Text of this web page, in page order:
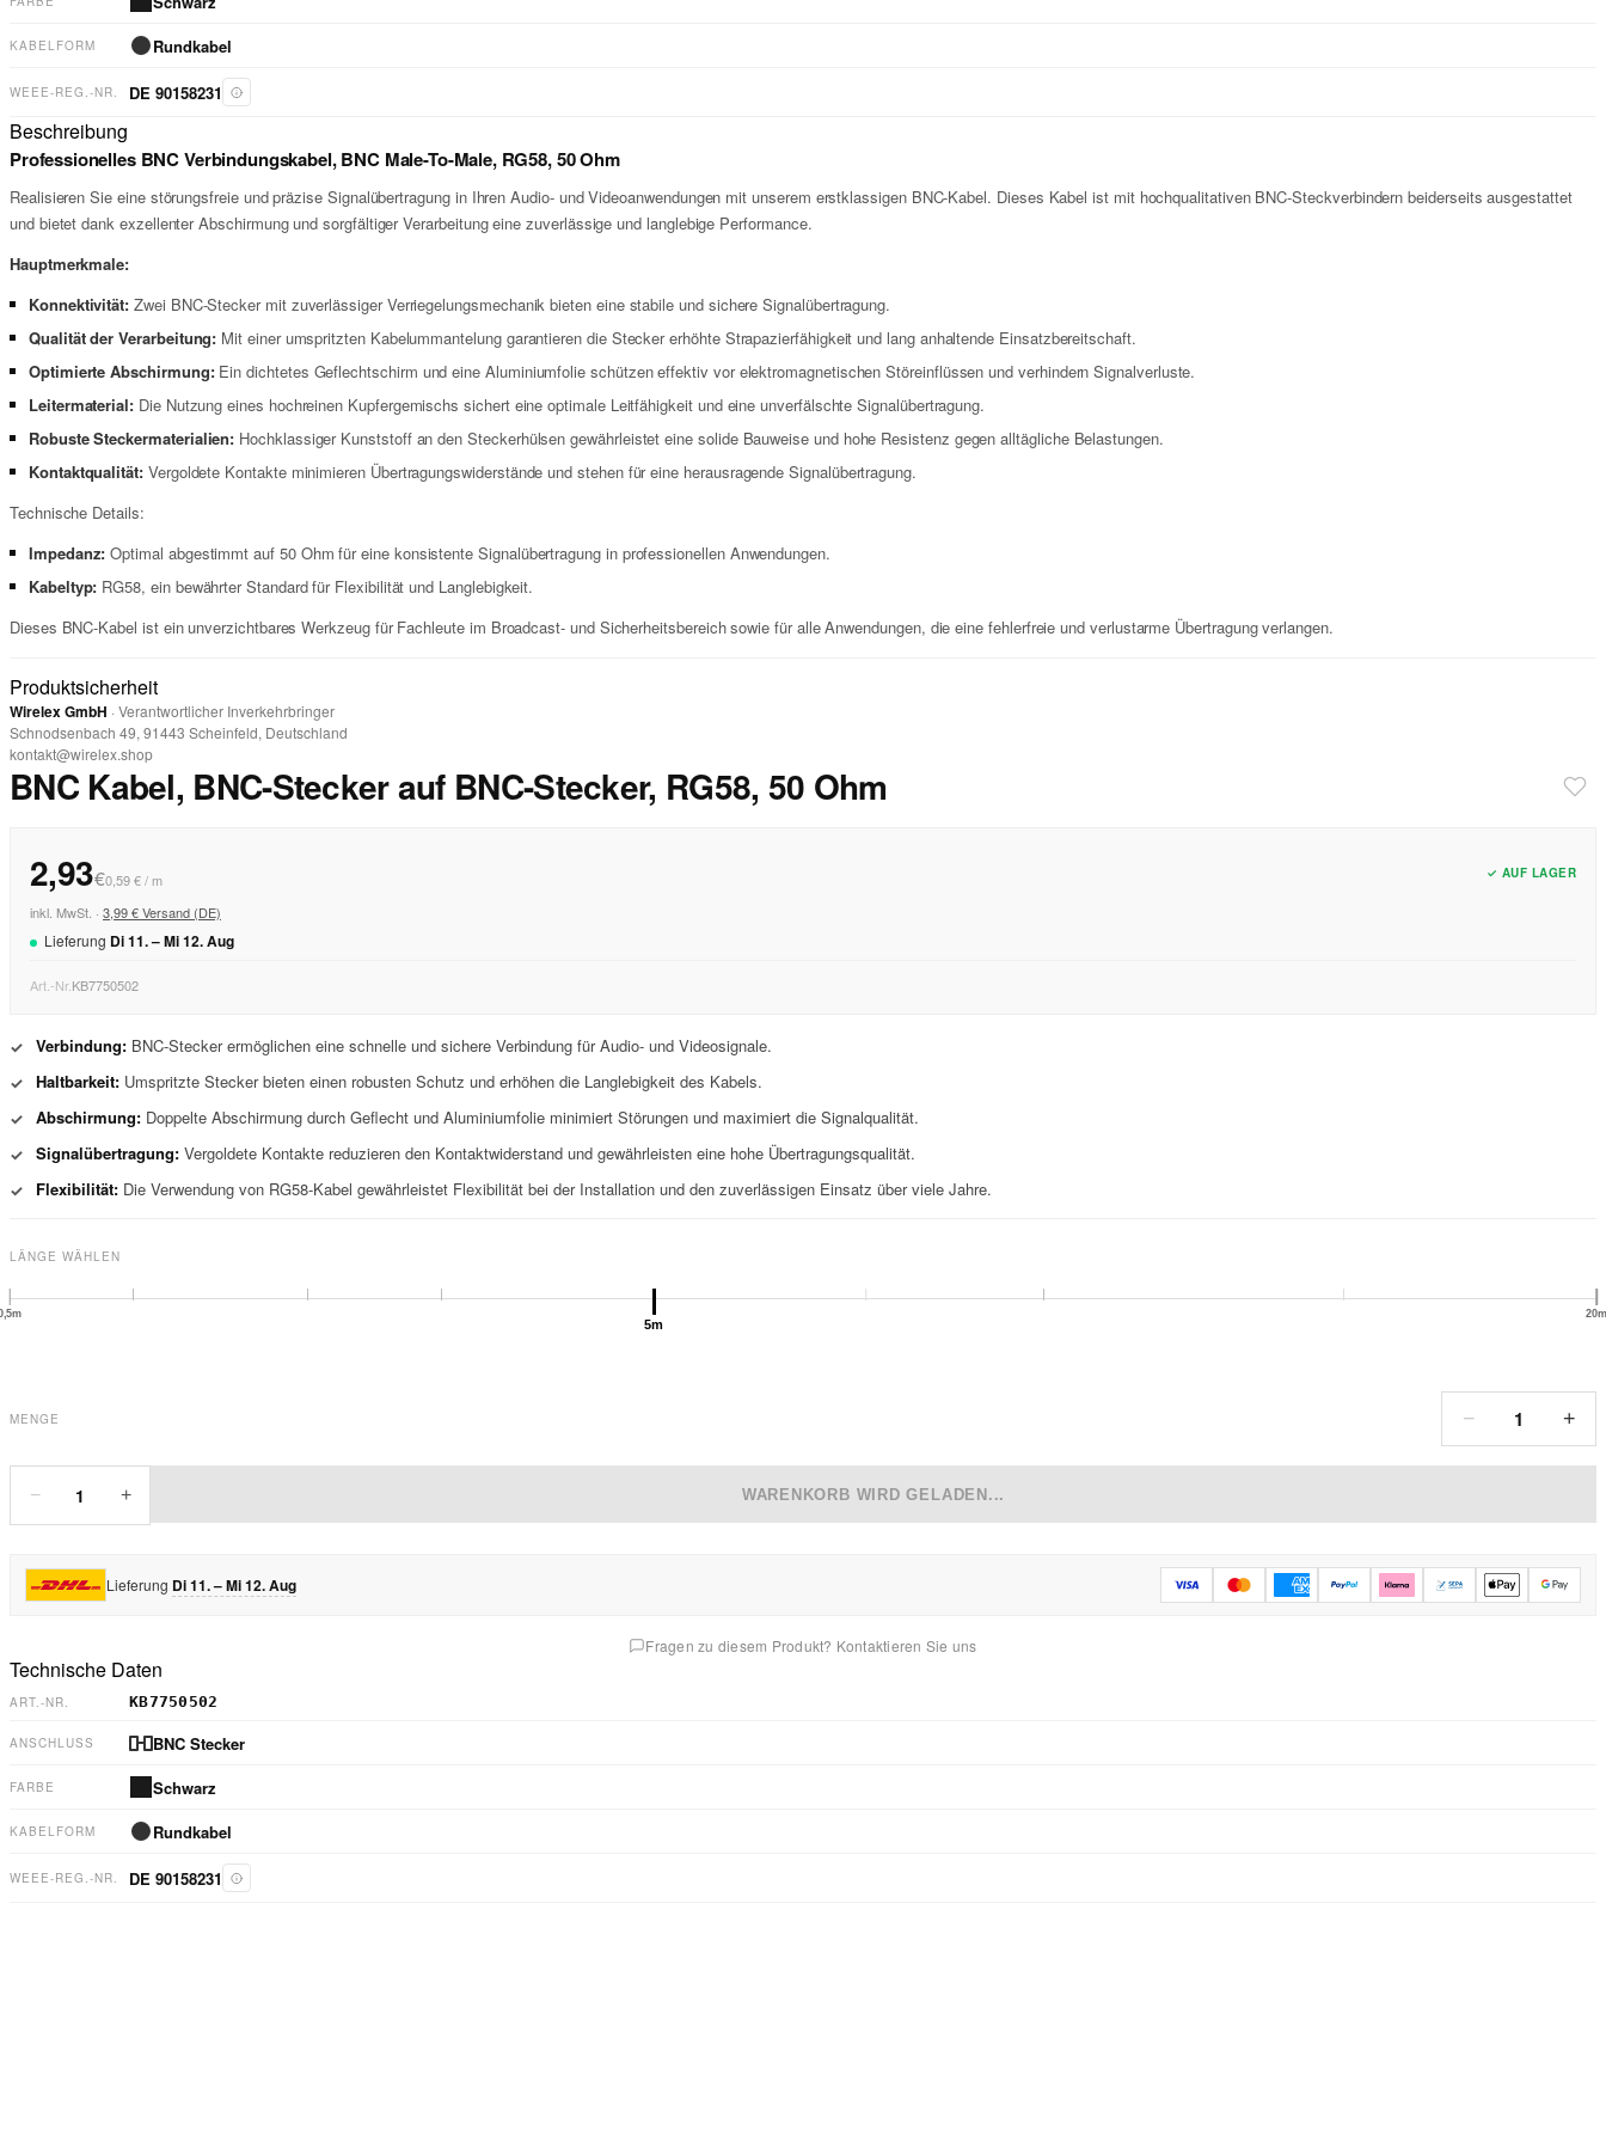
KABELFORM Rundkabel
WEEE-REG.-NR. DE 90158231
Beschreibung
Professionelles BNC Verbindungskabel, BNC Male-To-Male, RG58, 50 Ohm
Realisieren Sie eine störungsfreie und präzise Signalübertragung in Ihren Audio- und Videoanwendungen mit unserem erstklassigen BNC-Kabel. Dieses Kabel ist mit hochqualitativen BNC-Steckverbindern beiderseits ausgestattet
und bietet dank exzellenter Abschirmung und sorgfältiger Verarbeitung eine zuverlässige und langlebige Performance.
Hauptmerkmale:
Konnektivität: Zwei BNC-Stecker mit zuverlässiger Verriegelungsmechanik bieten eine stabile und sichere Signalübertragung.
Qualität der Verarbeitung: Mit einer umspritzten Kabelummantelung garantieren die Stecker erhöhte Strapazierfähigkeit und lang anhaltende Einsatzbereitschaft.
Optimierte Abschirmung:Ein dichtetes Geflechtschirm und eine Aluminiumfolie schützen effektiv vor elektromagnetischen Störeinflüssen und verhindern Signalverluste.
Leitermaterial: Die Nutzung eines hochreinen Kupfergemischs sichert eine optimale Leitfähigkeit und eine unverfälschte Signalübertragung.
Robuste Steckermaterialien: Hochklassiger Kunststoff an den Steckerhülsen gewährleistet eine solide Bauweise und hohe Resistenz gegen alltägliche Belastungen.
Kontaktqualität:Vergoldete Kontakte minimieren Übertragungswiderstände und stehen für eine herausragende Signalübertragung.
Technische Details:
Impedanz: Optimal abgestimmt auf 50 Ohm für eine konsistente Signalübertragung in professionellen Anwendungen.
Kabeltyp: RG58, ein bewährter Standard für Flexibilität und Langlebigkeit.
Dieses BNC-Kabel ist ein unverzichtbares Werkzeug für Fachleute im Broadcast- und Sicherheitsbereich sowie für alle Anwendungen, die eine fehlerfreie und verlustarme Übertragung verlangen.
Produktsicherheit
Wirelex GmbH · Verantwortlicher Inverkehrbringer
Schnodsenbach 49, 91443 Scheinfeld, Deutschland
kontakt@wirelex.shop
BNC Kabel, BNC-Stecker auf BNC-Stecker, RG58, 50 Ohm
2,93€0,59 € / m ✓ AUF LAGER
inkl. MwSt. · 3,99 € Versand (DE)
Lieferung Di11. –Mi12.Aug
Art.-Nr.KB7750502
✓ Verbindung: BNC-Stecker ermöglichen eine schnelle und sichere Verbindung für Audio- und Videosignale.
✓ Haltbarkeit: Umspritzte Stecker bieten einen robusten Schutz und erhöhen die Langlebigkeit des Kabels.
✓ Abschirmung: Doppelte Abschirmung durch Geflecht und Aluminiumfolie minimiert Störungen und maximiert die Signalqualität.
✓ Signalübertragung: Vergoldete Kontakte reduzieren den Kontaktwiderstand und gewährleisten eine hohe Übertragungsqualität.
✓
Flexibilität: Die Verwendung von RG58-Kabel gewährleistet Flexibilität bei der Installation und den zuverlässigen Einsatz über viele Jahre.
LÄNGE WÄHLEN
5m
20m
MENGE − 1 +
− 1 + WARENKORB WIRD GELADEN...
Lieferung Di 11. – Mi 12. Aug
Fragen zu diesem Produkt? Kontaktieren Sie uns
Technische Daten
ART.-NR. KB7750502
ANSCHLUSS BNC Stecker
FARBE Schwarz
KABELFORM Rundkabel
WEEE-REG.-NR. DE 90158231